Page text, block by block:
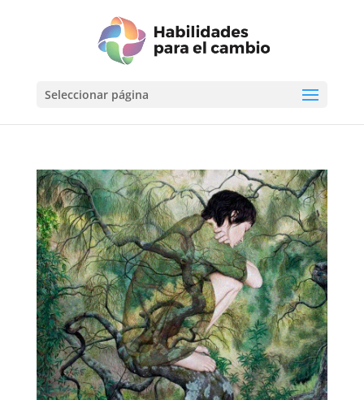
Seleccionar página